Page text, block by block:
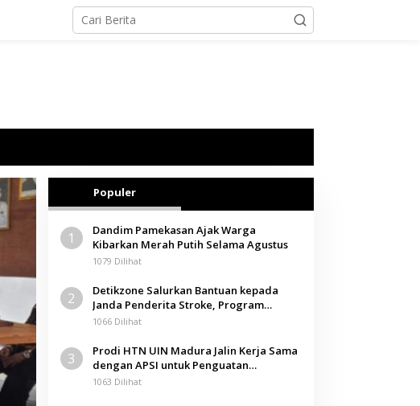
Berita
Populer
1
Dandim Pamekasan Ajak Warga
Kibarkan Merah Putih Selama Agustus
1079 Dilihat
2
Detikzone Salurkan Bantuan kepada
Janda Penderita Stroke, Program
Berbagi Masuki Hari ke-61
1066 Dilihat
3
Prodi HTN UIN Madura Jalin Kerja Sama
dengan APSI untuk Penguatan
Kompetensi Mahasiswa
1063 Dilihat